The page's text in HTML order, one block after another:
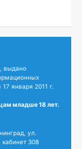
выдано
января 2011 г.
младше 18 лет.
ул.
308